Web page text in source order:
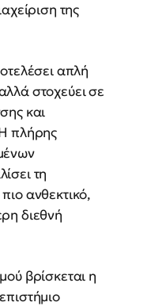
της
απλή
στοχεύει σε
και
πλήρης
τη
ανθεκτικό,
διεθνή
βρίσκεται η